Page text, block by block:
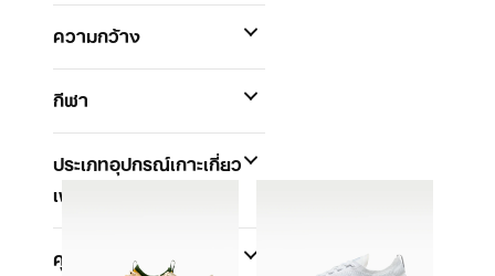
ความกว้าง
กีฬา
ประเภทอุปกรณ์เกาะเกี่ยว
เพื่อยึดหรือติด
คุณสมบัติ